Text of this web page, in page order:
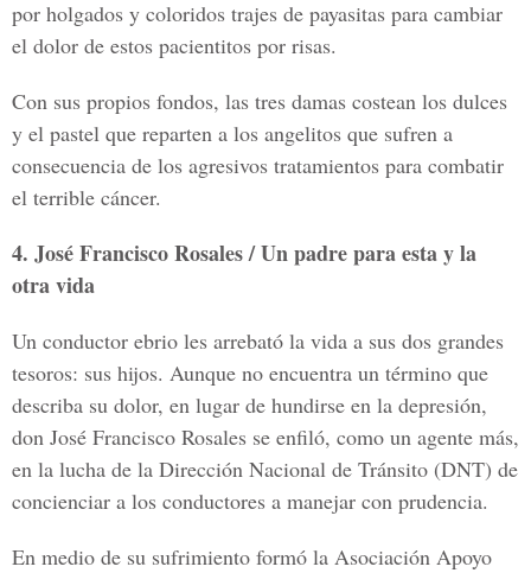
por holgados y coloridos trajes de payasitas para cambiar
el dolor de estos pacientitos por risas.
Con sus propios fondos, las tres damas costean los dulces
y el pastel que reparten a los angelitos que sufren a
consecuencia de los agresivos tratamientos para combatir
el terrible cáncer.
4. José Francisco Rosales / Un padre para esta y la
otra vida
Un conductor ebrio les arrebató la vida a sus dos grandes
tesoros: sus hijos. Aunque no encuentra un término que
describa su dolor, en lugar de hundirse en la depresión,
don José Francisco Rosales se enfiló, como un agente más,
en la lucha de la Dirección Nacional de Tránsito (DNT) de
concienciar a los conductores a manejar con prudencia.
En medio de su sufrimiento formó la Asociación Apoyo